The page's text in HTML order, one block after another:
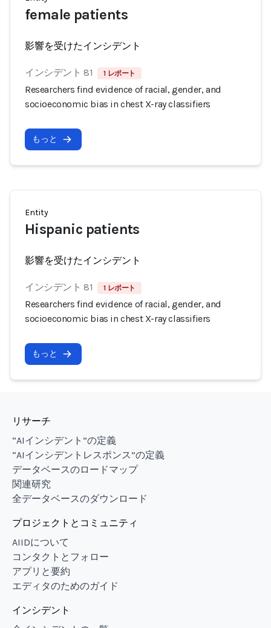
female patients
影響を受けたインシデント
インシデント 81 1 レポート
Researchers find evidence of racial, gender, and
socioeconomic bias in chest X-ray classifiers
もっと
Entity
Hispanic patients
影響を受けたインシデント
インシデント 81 1 レポート
Researchers find evidence of racial, gender, and
socioeconomic bias in chest X-ray classifiers
もっと
リサーチ
“AIインシデント”の定義
“AIインシデントレスポンス”の定義
データベースのロードマップ
関連研究
全データベースのダウンロード
プロジェクトとコミュニティ
AIIDについて
コンタクトとフォロー
アプリと要約
エディタのためのガイド
インシデント